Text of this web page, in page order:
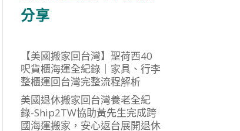
分享
【美國搬家回台灣】聖荷西40
呎貨櫃海運全紀錄｜家具、行李
整櫃運回台灣完整流程解析
美國退休搬家回台灣養老全紀
錄-Ship2TW協助黃先生完成跨
國海運搬家，安心返台展開退休